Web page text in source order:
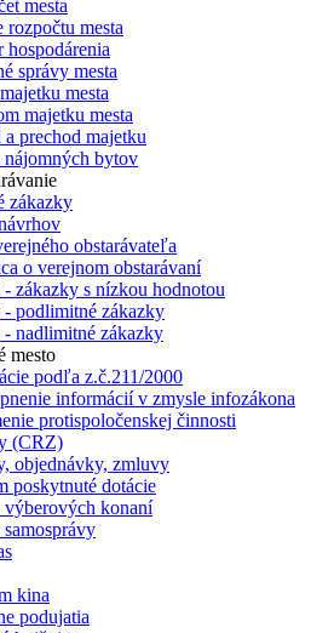
mesta
rozpočtu mesta
hospodárenia
správy mesta
mesta
majetku mesta
a prechod majetku
nájomných bytov
zákazky
obstarávateľa
o verejnom obstarávaní
zákazky s nízkou hodnotou
podlimitné zákazky
nadlimitné zákazky
mesto
podľa z.č.211/2000
informácií v zmysle infozákona
protispoločenskej činnosti
(CRZ)
objednávky, zmluvy
poskytnuté dotácie
konaní
kina
podujatia